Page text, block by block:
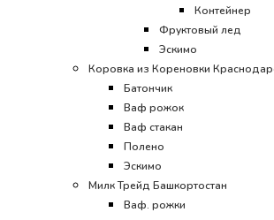
Контейнер
Фруктовый лед
Эскимо
Коровка из Кореновки
Батончик
Ваф рожок
Ваф стакан
Полено
Эскимо
Милк Трейд Башкортостан
Ваф. рожки